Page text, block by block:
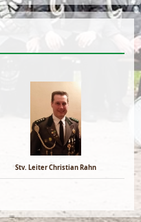
Stv. Leiter Christian Rahn